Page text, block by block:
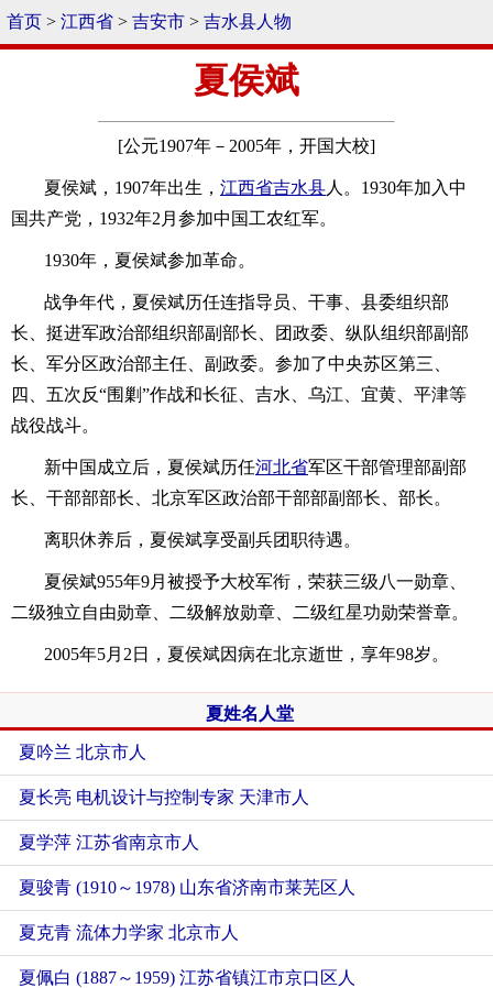
首页 > 江西省 > 吉安市 > 吉水县人物
夏侯斌
[公元1907年－2005年，开国大校]
夏侯斌，1907年出生， 江西省吉水县人。1930年加入中
国共产党，1932年2月参加中国工农红军。
1930年，夏侯斌参加革命。
战争年代，夏侯斌历任连指导员、干事、县委组织部
长、挺进军政治部组织部副部长、团政委、纵队组织部副部
长、军分区政治部主任、副政委。参加了中央苏区第三、
四、五次反“围剿”作战和长征、吉水、乌江、宜黄、平津等
战役战斗。
新中国成立后，夏侯斌历任河北省军区干部管理部副部
长、干部部部长、北京军区政治部干部部副部长、部长。
离职休养后，夏侯斌享受副兵团职待遇。
夏侯斌955年9月被授予大校军衔，荣获三级八一勋章、
二级独立自由勋章、二级解放勋章、二级红星功勋荣誉章。
2005年5月2日，夏侯斌因病在北京逝世，享年98岁。
夏姓名人堂
夏吟兰 北京市人
夏长亮 电机设计与控制专家 天津市人
夏学萍 江苏省南京市人
夏骏青 (1910～1978) 山东省济南市莱芜区人
夏克青 流体力学家 北京市人
夏佩白 (1887～1959) 江苏省镇江市京口区人